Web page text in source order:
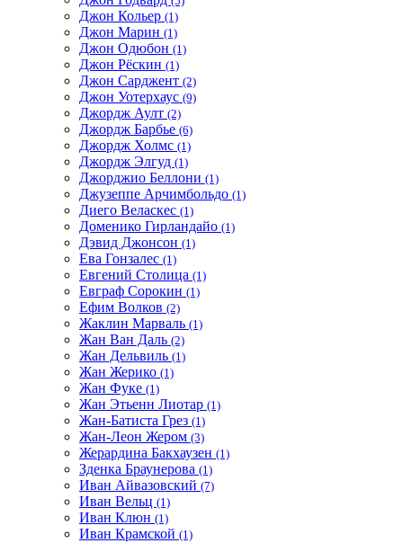
Джон Кольер (1)
Джон Марин (1)
Джон Одюбон (1)
Джон Рёскин (1)
Джон Сарджент (2)
Джон Уотерхаус (9)
Джордж Аулт (2)
Джордж Барбье (6)
Джордж Холмс (1)
Джордж Элгуд (1)
Джорджио Беллони (1)
Джузеппе Арчимбольдо (1)
Диего Веласкес (1)
Доменико Гирландайо (1)
Дэвид Джонсон (1)
Ева Гонзалес (1)
Евгений Столица (1)
Евграф Сорокин (1)
Ефим Волков (2)
Жаклин Марваль (1)
Жан Ван Даль (2)
Жан Дельвиль (1)
Жан Жерико (1)
Жан Фуке (1)
Жан Этьенн Лиотар (1)
Жан-Батиста Грез (1)
Жан-Леон Жером (3)
Жерардина Бакхаузен (1)
Зденка Браунерова (1)
Иван Айвазовский (7)
Иван Вельц (1)
Иван Клюн (1)
Иван Крамской (1)